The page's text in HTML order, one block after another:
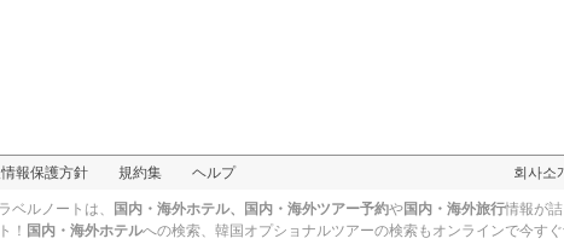
ス島
報保護方針 規約集 ヘルプ 회사소
ベルノートは、 国内・海外ホテル、国内・海外ツアー予約や国内・海外旅行情報が
！ 国内・海外ホテルへの検索、 韓国オプショナルツアーの検索もオンラインで今すぐ